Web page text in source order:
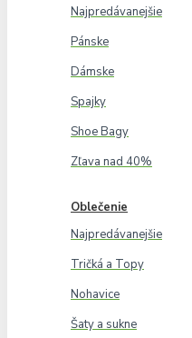
Najpredávanejšie
Pánske
Dámske
Spajky
Shoe Bagy
Zľava nad 40%
Oblečenie
Najpredávanejšie
Tričká a Topy
Nohavice
Šaty a sukne